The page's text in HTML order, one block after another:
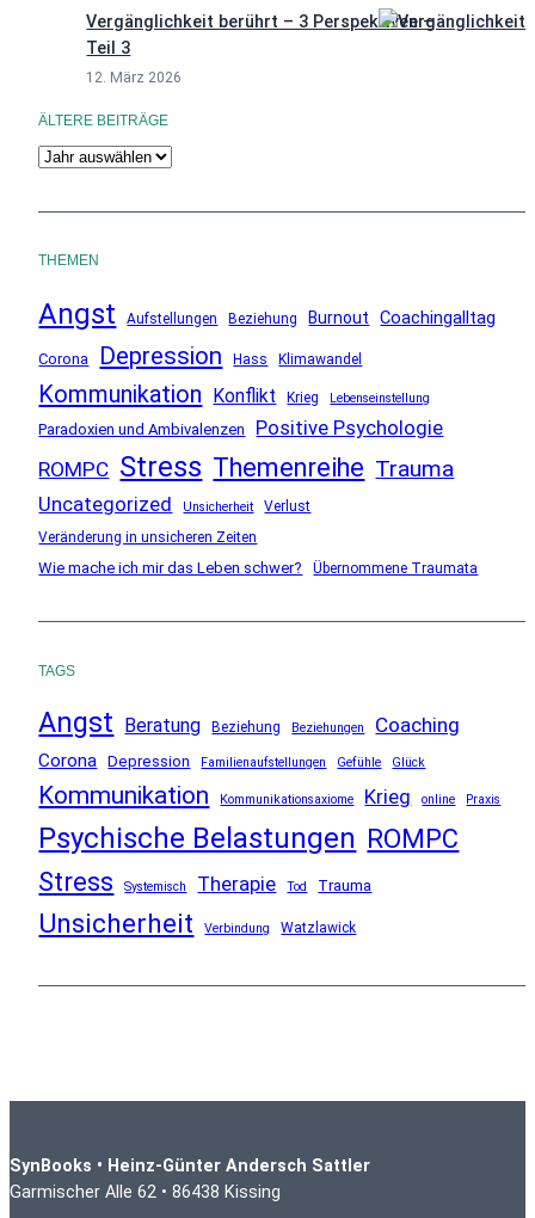
Vergänglichkeit berührt – 3 Perspektiven –
Teil 3
12. März 2026
ÄLTERE BEITRÄGE
A
c
v
THEMEN
Angst Aufstellungen Beziehung Burnout Coachingalltag
Corona Depression Hass Klimawandel
Kommunikation Konflikt Krieg Lebenseinstellung
Paradoxien und Ambivalenzen Positive Psychologie
ROMPC Stress Themenreihe Trauma
Uncategorized Unsicherheit
Verlust
Veränderung in unsicheren Zeiten
Wie mache ich mir das Leben schwer? Übernommene Traumata
TAGS
Angst Beratung Beziehung Beziehungen Coaching
Corona Depression Familienaufstellungen Gefühle Glück
Kommunikation Kommunikationsaxiome Krieg online Praxis
Psychische Belastungen ROMPC
Stress
Systemisch Therapie Tod Trauma
Unsicherheit Verbindung Watzlawick
SynBooks • Heinz-Günter Andersch Sattler
Garmischer Alle 62 • 86438 Kissing